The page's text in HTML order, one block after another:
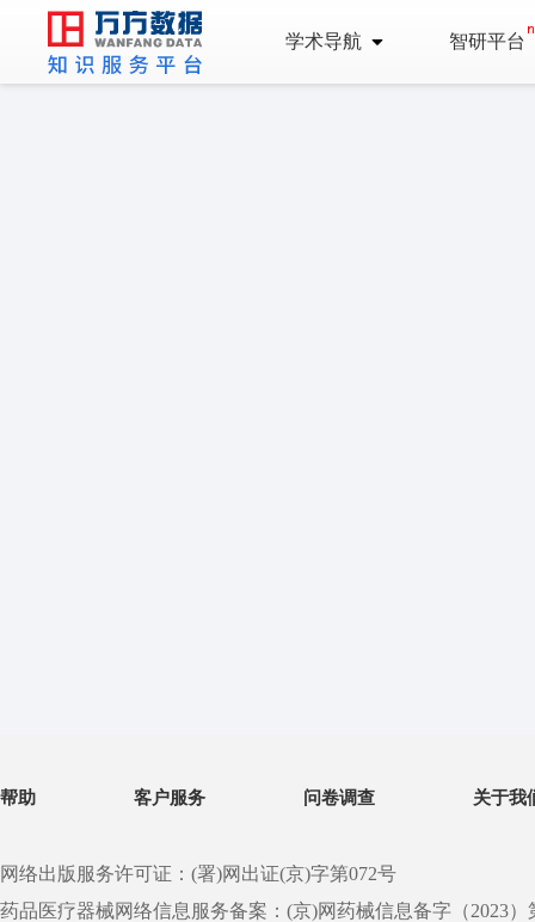
学术导航 智研平台
帮助 客户服务 问卷调查 关于我
网络出版服务许可证：(署)网出证(京)字第072号
药品医疗器械网络信息服务备案：(京)网药械信息备字（2023）